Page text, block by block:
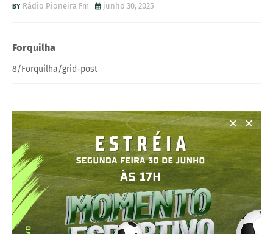
Rádio Pioneira Fm junho 30, 2025
Forquilha
8/Forquilha/grid-post